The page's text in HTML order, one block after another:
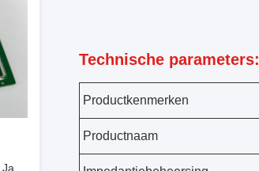
Technische parameters:
Productkenmerken
Productnaam